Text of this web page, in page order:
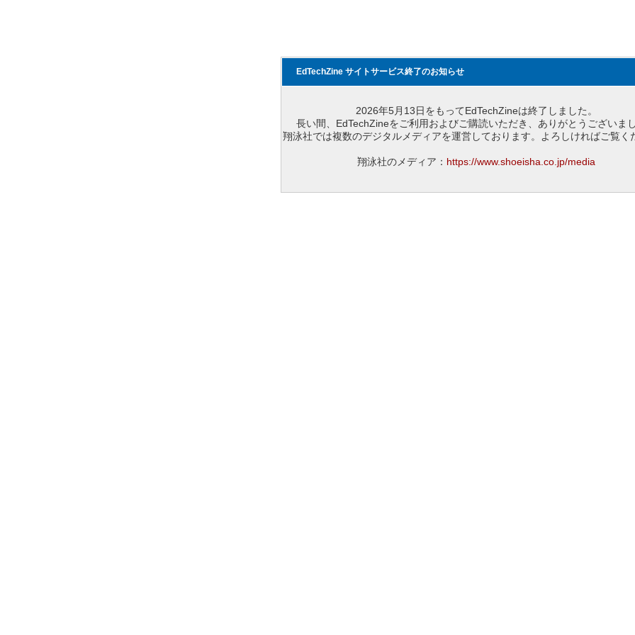
EdTechZine サイトサービス終了のお知らせ
2026年5月13日をもってEdTechZineは終了しました。
長い間、EdTechZineをご利用およびご購読いただき、ありがとうございまし
翔泳社では複数のデジタルメディアを運営しております。よろしければご覧く
翔泳社のメディア： https://www.shoeisha.co.jp/media